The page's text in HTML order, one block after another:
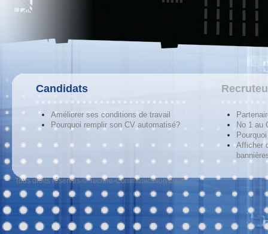
Candidats
Améliorer ses conditions de travail
Pourquoi remplir son CV automatisé?
No 1 au
Afficher
Tous droits réservés © Techno-Communication 2026